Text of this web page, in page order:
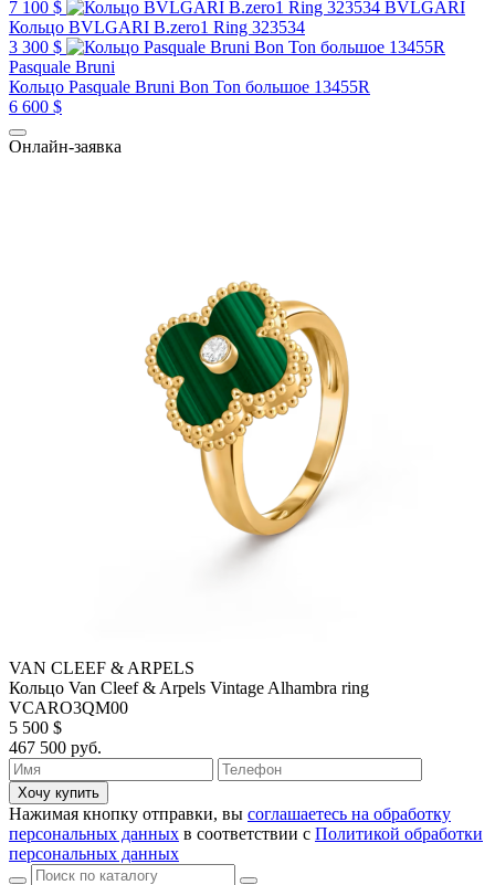
7 100 $
BVLGARI
Кольцо BVLGARI B.zero1 Ring 323534
3 300 $
Pasquale Bruni
Кольцо Pasquale Bruni Bon Ton большое 13455R
6 600 $
Онлайн-заявка
VAN CLEEF & ARPELS
Кольцо Van Cleef & Arpels Vintage Alhambra ring
VCARO3QM00
5 500 $
467 500 руб.
Хочу купить
Нажимая кнопку отправки, вы соглашаетесь на обработку
персональных данных в соответствии с Политикой обработки
персональных данных